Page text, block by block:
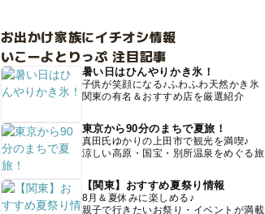
お出かけ家族にイチオシ情報
いこーよとりっぷ 注目記事
暑い日はひんやりかき氷！
子供が笑顔になる♪ふわふわ天然かき氷
関東の有名＆おすすめ店を厳選紹介
東京から90分のまちで夏旅！
真田氏ゆかりの上田市で観光を満喫♪
涼しい高原・国宝・別所温泉をめぐる旅
【関東】おすすめ夏祭り情報
8月＆夏休みに楽しめる♪
親子で行きたいお祭り・イベントが満載